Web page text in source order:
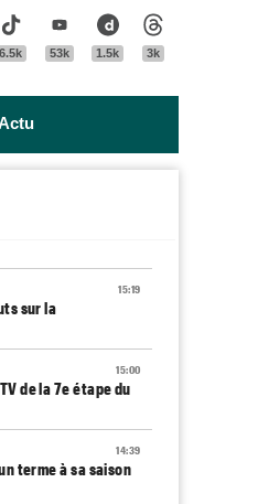
Tik Tok
6.5k
Youtube
53k
Dailymotion
1.5k 3k
15:19
sur la
15:00
de la 7e étape du
14:39
terme à sa saison